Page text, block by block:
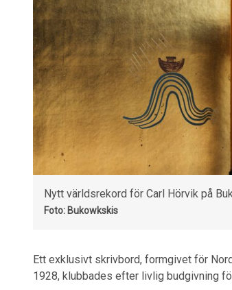
Nytt världsrekord för Carl Hörvik på
Foto: Bukowkskis
Ett exklusivt skrivbord, formgivet för
1928, klubbades efter livlig budgivning